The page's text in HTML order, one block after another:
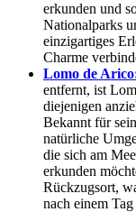
erkunden und
Nationalparks
einzigartiges
Charme
Lomo de
entfernt, ist
diejenigen
Bekannt für
natürliche
die sich am
erkunden
Rückzugsort,
nach einem